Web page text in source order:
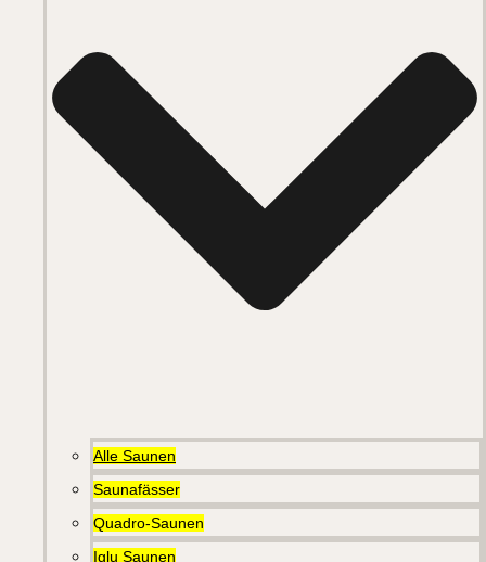
Alle Saunen
Saunafässer
Quadro-Saunen
Iglu Saunen